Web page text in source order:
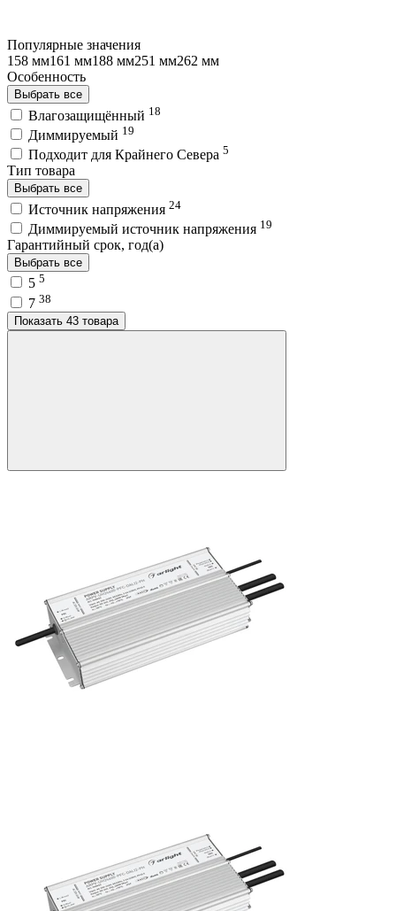
Популярные значения
158 мм161 мм188 мм251 мм262 мм
Особенность
Выбрать все
Влагозащищённый 18
Диммируемый 19
Подходит для Крайнего Севера 5
Тип товара
Выбрать все
Источник напряжения 24
Диммируемый источник напряжения 19
Гарантийный срок, год(а)
Выбрать все
5 5
7 38
Показать 43 товара